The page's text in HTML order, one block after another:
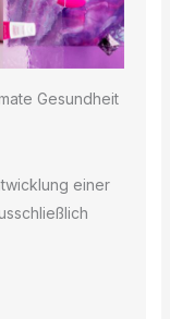
Gesundheit
einer